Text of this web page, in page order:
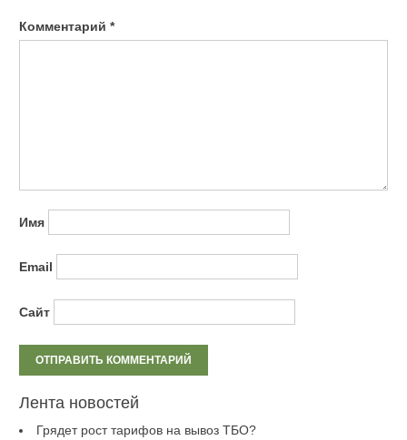
Комментарий *
Имя
Email
Сайт
Лента новостей
Грядет рост тарифов на вывоз ТБО?